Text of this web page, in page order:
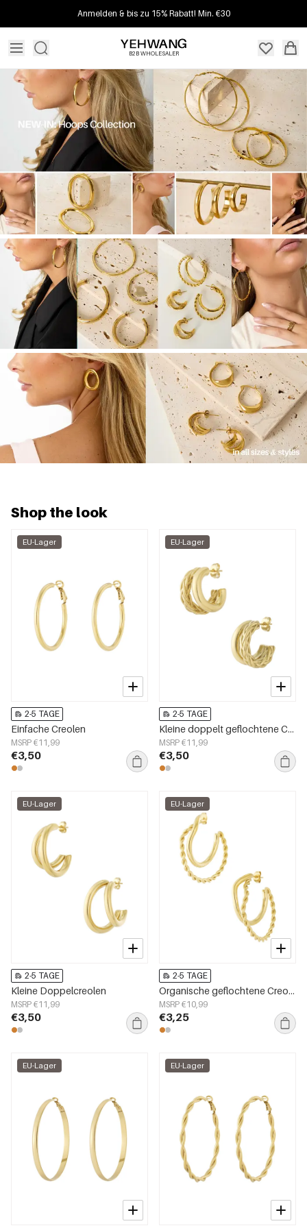
Anmelden & bis zu 15% Rabatt! Min. €30
B2B WHOLESALER
Shop the look
EU-Lager
2-5 TAGE
Einfache Creolen
MSRP €11,99
€3,50
EU-Lager
2-5 TAGE
Kleine doppelt geflochtene Creolen
MSRP €11,99
€3,50
EU-Lager
2-5 TAGE
Kleine Doppelcreolen
MSRP €11,99
€3,50
EU-Lager
2-5 TAGE
Organische geflochtene Creolen
MSRP €10,99
€3,25
EU-Lager EU-Lager